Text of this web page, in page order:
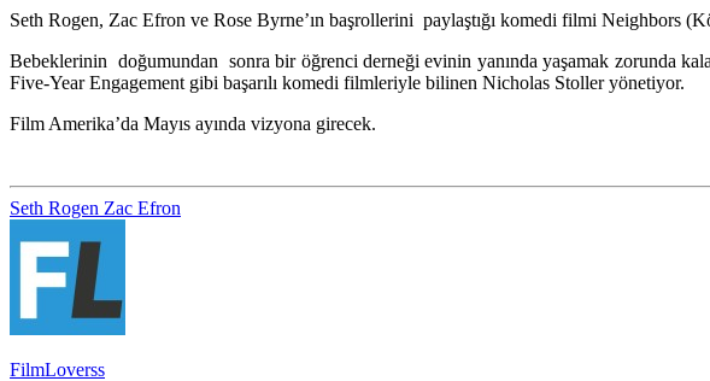
Seth Rogen, Zac Efron ve Rose Byrne’ın başrollerini paylaştığı komedi filmi Neighbors
Bebeklerinin doğumundan sonra bir öğrenci derneği evinin yanında yaşamak zorunda
Five-Year Engagement gibi başarılı komedi filmleriyle bilinen Nicholas Stoller yönetiyor.
Film Amerika’da Mayıs ayında vizyona girecek.
Seth Rogen Zac Efron
FilmLoverss